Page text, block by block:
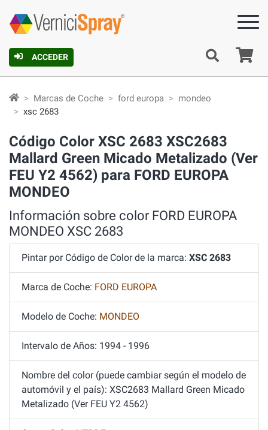
ACCEDER
Marcas de Coche ford europa
mondeo
xsc 2683
Código Color XSC 2683 XSC2683
Mallard Green Micado Metalizado (Ver
FEU Y2 4562) para FORD EUROPA
MONDEO
Información sobre color FORD EUROPA
MONDEO XSC 2683
Pintar por Código de Color de la marca: XSC 2683
Marca de Coche: FORD EUROPA
Modelo de Coche: MONDEO
Intervalo de Años: 1994 - 1996
Nombre del color (puede cambiar según el modelo de
automóvil y el país): XSC2683 Mallard Green Micado
Metalizado (Ver FEU Y2 4562)